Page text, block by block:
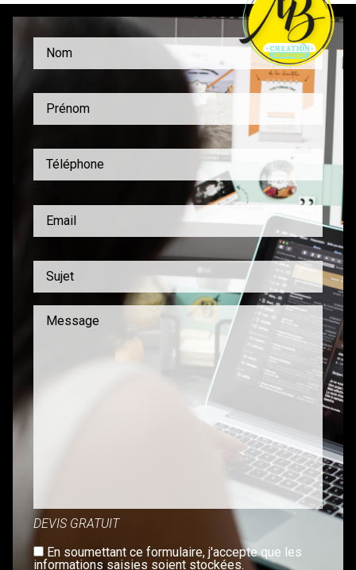
DEVIS GRATUIT
En soumettant ce formulaire, j'accepte que les
informations saisies soient stockées.